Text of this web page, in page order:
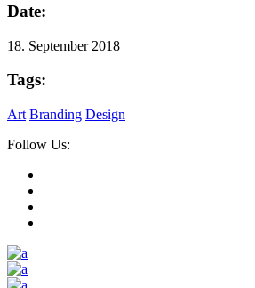
Date:
18. September 2018
Tags:
Art Branding Design
Follow Us: